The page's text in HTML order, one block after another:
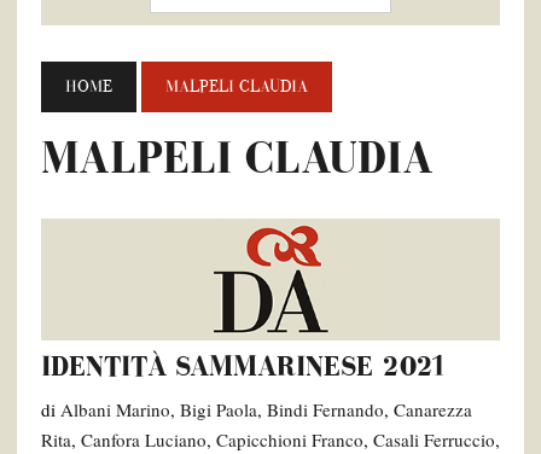
HOME MALPELI CLAUDIA
MALPELI CLAUDIA
IDENTITÀ SAMMARINESE 2021
di Albani Marino, Bigi Paola, Bindi Fernando, Canarezza
Rita, Canfora Luciano, Capicchioni Franco, Casali Ferruccio,